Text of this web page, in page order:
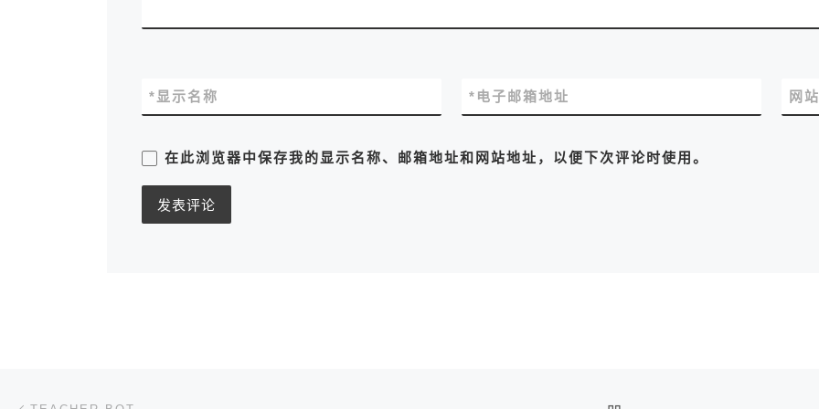
显示名称
* 电子邮箱地址
* 网
在此浏览器中保存我的显示名称、邮箱地址和网站地址，以便下次评论时使用。
文章导航